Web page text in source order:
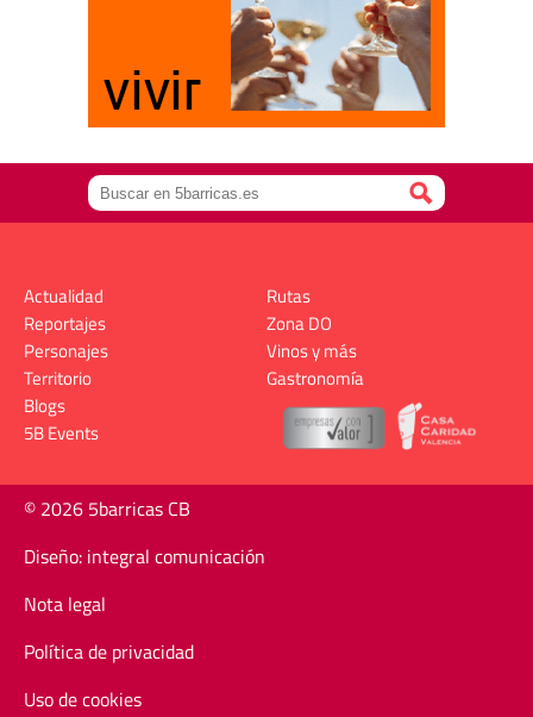
Actualidad
Reportajes
Personajes
Territorio
Rutas
Zona DO
Vinos y más
Gastronomía
Blogs
5B Events
© 2026 5barricas CB
Diseño: integral comunicación
Nota legal
Política de privacidad
Uso de cookies